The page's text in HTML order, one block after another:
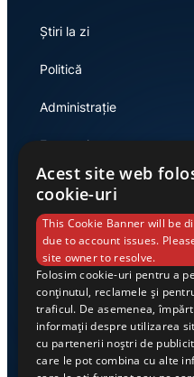
Știri la zi
Politică
Administrație
Economie
Link-uri
Despre noi
Casa de editură Exclusiv
Acest site web
cookie-uri
This Cookie Banner will be
due to account issues.
site owner to resolve.
Folosim cookie-uri pentru a
conținutul, reclamele și
traficul. De asemenea,
informații despre utilizarea
cu partenerii noștri de
care le pot combina cu alte